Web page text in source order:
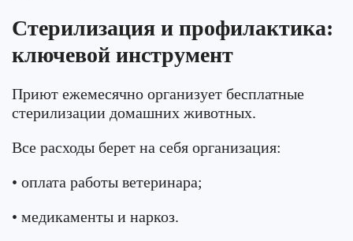
Стерилизация и профилактика:
ключевой инструмент
Приют ежемесячно организует бесплатные
стерилизации домашних животных.
Все расходы берет на себя организация:
• оплата работы ветеринара;
• медикаменты и наркоз.